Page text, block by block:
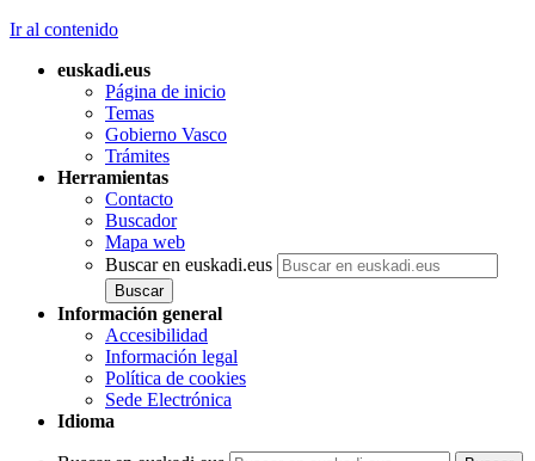
Ir al contenido
euskadi.eus
Página de inicio
Temas
Gobierno Vasco
Trámites
Herramientas
Contacto
Buscador
Mapa web
Buscar en euskadi.eus
Información general
Accesibilidad
Información legal
Política de cookies
Sede Electrónica
Idioma